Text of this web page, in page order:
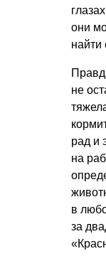
они
найти
не
рад и
на
в
за